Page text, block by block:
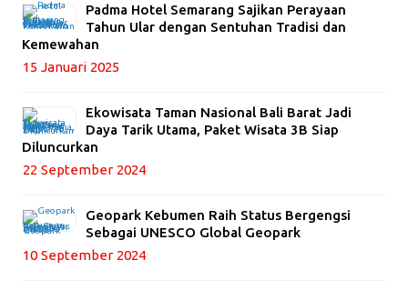
Padma Hotel Semarang Sajikan Perayaan
Tahun Ular dengan Sentuhan Tradisi dan
Kemewahan
15 Januari 2025
Ekowisata Taman Nasional Bali Barat Jadi
Daya Tarik Utama, Paket Wisata 3B Siap
Diluncurkan
22 September 2024
Geopark Kebumen Raih Status Bergengsi
Sebagai UNESCO Global Geopark
10 September 2024